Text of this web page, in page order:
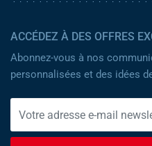
ACCÉDEZ À DES OFFRES
Abonnez-vous à nos
personnalisées et des idées